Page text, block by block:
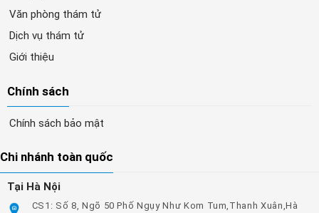
Văn phòng thám tử
Dịch vụ thám tử
Giới thiệu
Chính sách
Chính sách bảo mật
Chi nhánh toàn quốc
Tại Hà Nội
CS1: Số 8, Ngõ 50 Phố Ngụy Như Kom Tum,Thanh Xuân,Hà